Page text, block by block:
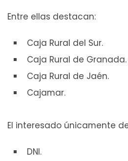
Entre ellas destacan:
Caja Rural del Sur.
Caja Rural de Granada.
Caja Rural de Jaén.
Cajamar.
El interesado únicamente
DNI.